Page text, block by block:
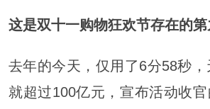
这是双十一购物狂欢节存在的第
去年的今天，仅用了6分58秒
就超过100亿元，宣布活动收